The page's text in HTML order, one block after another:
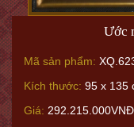
Ước
Mã sản phẩm:
Kích thước: 95 x 135
Giá: 292.215.000VNĐ